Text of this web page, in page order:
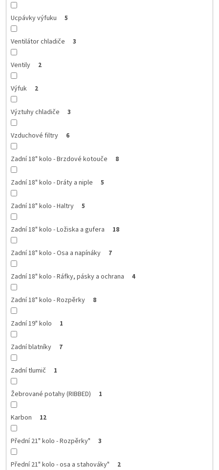
Ucpávky výfuku 5
Ventilátor chladiče 3
Ventily 2
Výfuk 2
Výztuhy chladiče 3
Vzduchové filtry 6
Zadní 18" kolo - Brzdové kotouče 8
Zadní 18" kolo - Dráty a niple 5
Zadní 18" kolo - Haltry 5
Zadní 18" kolo - Ložiska a gufera 18
Zadní 18" kolo - Osa a napínáky 7
Zadní 18" kolo - Ráfky, pásky a ochrana 4
Zadní 18" kolo - Rozpěrky 8
Zadní 19" kolo 1
Zadní blatníky 7
Zadní tlumič 1
Žebrované potahy (RIBBED) 1
Karbon 12
Přední 21" kolo - Rozpěrky" 3
Přední 21" kolo - osa a stahováky" 2